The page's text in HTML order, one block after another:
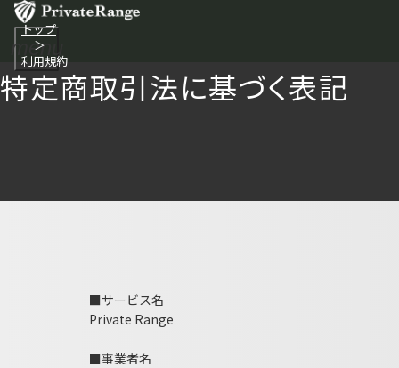
menu
トップ
＞
利用規約
特定商取引法に基づく表記
■サービス名
Private Range
■事業者名